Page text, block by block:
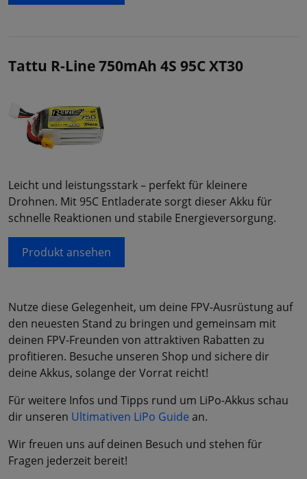
Tattu R-Line 750mAh 4S 95C XT30
Leicht und leistungsstark – perfekt für kleinere
Drohnen. Mit 95C Entladerate sorgt dieser Akku für
schnelle Reaktionen und stabile Energieversorgung.
Produkt ansehen
Nutze diese Gelegenheit, um deine FPV-Ausrüstung auf
den neuesten Stand zu bringen und gemeinsam mit
deinen FPV-Freunden von attraktiven Rabatten zu
profitieren. Besuche unseren Shop und sichere dir
deine Akkus, solange der Vorrat reicht!
Für weitere Infos und Tipps rund um LiPo-Akkus schau
dir unseren Ultimativen LiPo Guide an.
Wir freuen uns auf deinen Besuch und stehen für
Fragen jederzeit bereit!